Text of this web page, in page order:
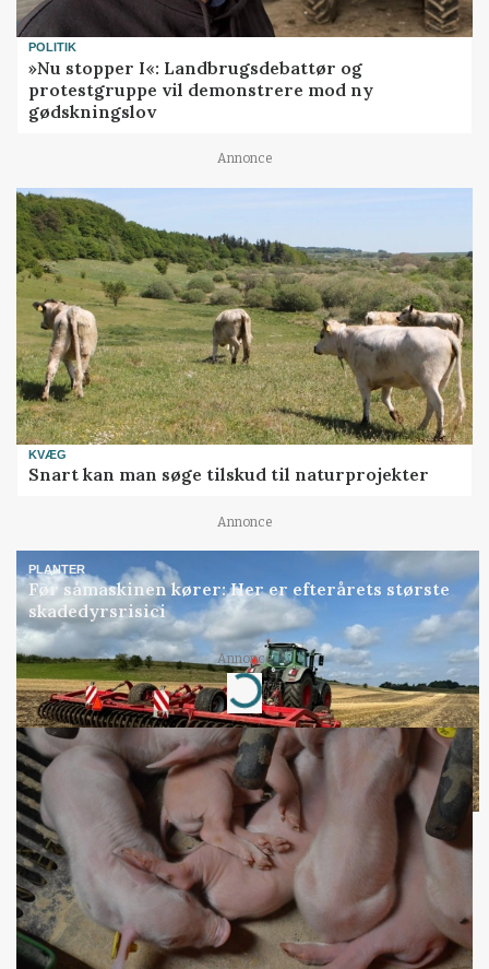
POLITIK
»Nu stopper I«: Landbrugsdebattør og
protestgruppe vil demonstrere mod ny
gødskningslov
Annonce
KVÆG
Snart kan man søge tilskud til naturprojekter
Annonce
PLANTER
Før såmaskinen kører: Her er efterårets største
skadedyrsrisici
Annonce
Loading...